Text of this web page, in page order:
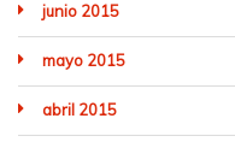
junio 2015
mayo 2015
abril 2015